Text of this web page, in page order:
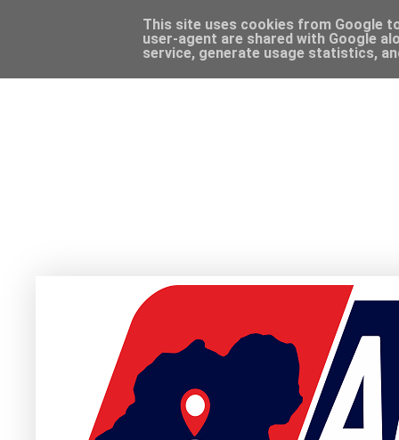
This site uses cookies from Google
user-agent are shared with Google
service, generate usage statistics,